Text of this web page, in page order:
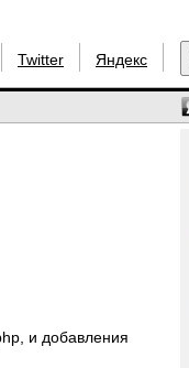
Twitter Яндекс
и добавления